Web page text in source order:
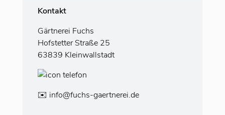
Kontakt
Gärtnerei Fuchs
Hofstetter Straße 25
63839 Kleinwallstadt
✉️ info@fuchs-gaertnerei.de